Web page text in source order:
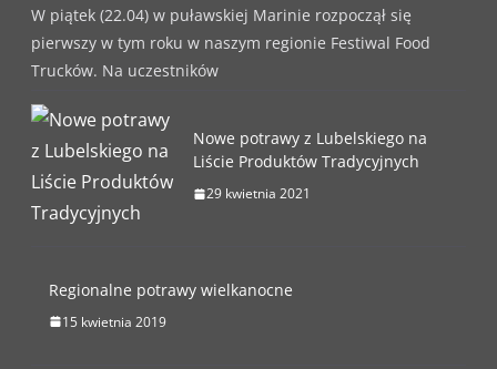
W piątek (22.04) w puławskiej Marinie rozpoczął się
pierwszy w tym roku w naszym regionie Festiwal Food
Trucków. Na uczestników
Nowe potrawy z Lubelskiego na
Liście Produktów Tradycyjnych
29 kwietnia 2021
Regionalne potrawy wielkanocne
15 kwietnia 2019